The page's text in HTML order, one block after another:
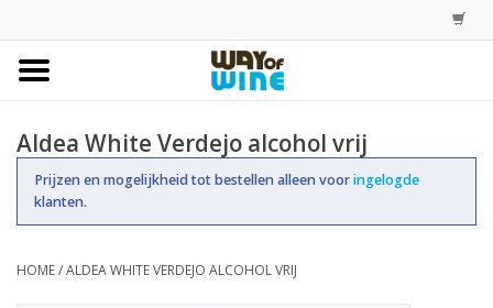
Bestellingen
Assortiment
Aldea White Verdejo alcohol vrij
Prijzen en mogelijkheid tot bestellen alleen vooringelogde
klanten.
HOME/ALDEA WHITE VERDEJO ALCOHOL VRIJ